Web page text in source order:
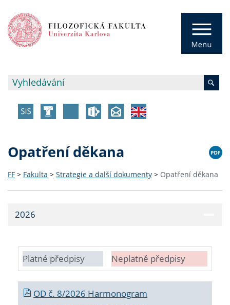
Opatření děkana
FF > Fakulta > Strategie a další dokumenty > Opatření děkana
2026
Platné předpisy Neplatné předpisy
OD č. 8/2026 Harmonogram